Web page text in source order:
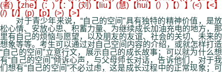
对于青少年来说，“自己的空间”具有独特的精神价值，是放
松心情、安放心思、积蓄力量、为继续成长加油充电的地方，那
里有自己的烦恼与愿望，以及朋友的友谊、社会的关切、未来的
想象等等。考生可以通过对自己空间内容的介绍，或就怎样打造
“自己的空间”立意行文，展示自己的成长故事；可以就为什么想
有“自己的空间”倾诉心声，与父母师长对话，告诉他们，对于我
们想有“自己的空间”不必过虑，这是成长过程中的正常现象；可